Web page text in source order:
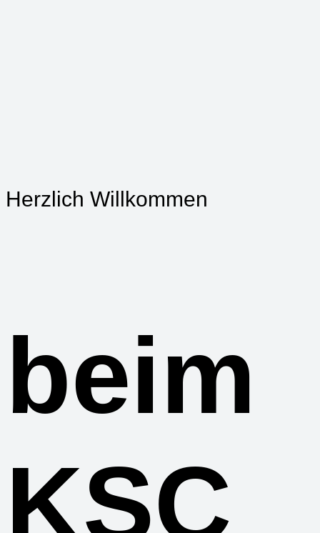
Herzlich Willkommen
beim
KSC